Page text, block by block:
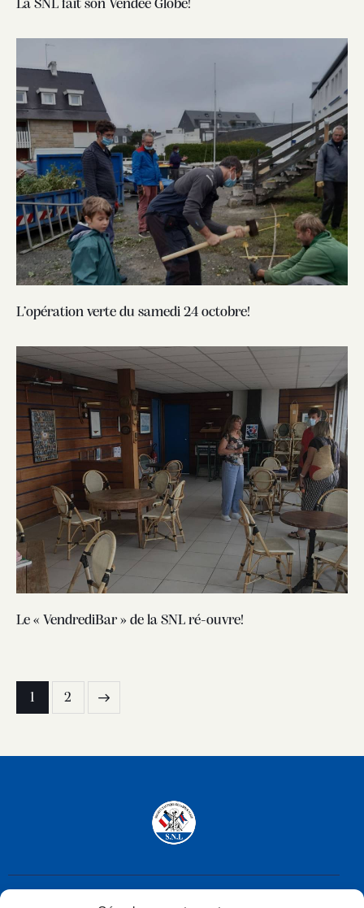
La SNL fait son Vendée Globe!
L’opération verte du samedi 24 octobre!
Le « VendrediBar » de la SNL ré-ouvre!
1 2